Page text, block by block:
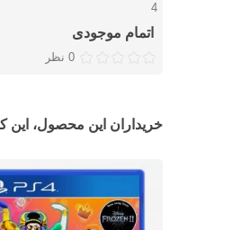
4
اتمام موجودی
0 نظر
خریداران این محصول، این